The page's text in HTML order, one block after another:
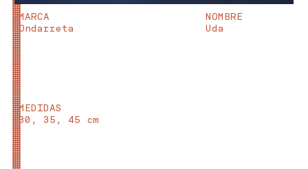
MARCA
Ondarreta
NOMBRE
Uda
MEDIDAS
30, 35, 45 cm